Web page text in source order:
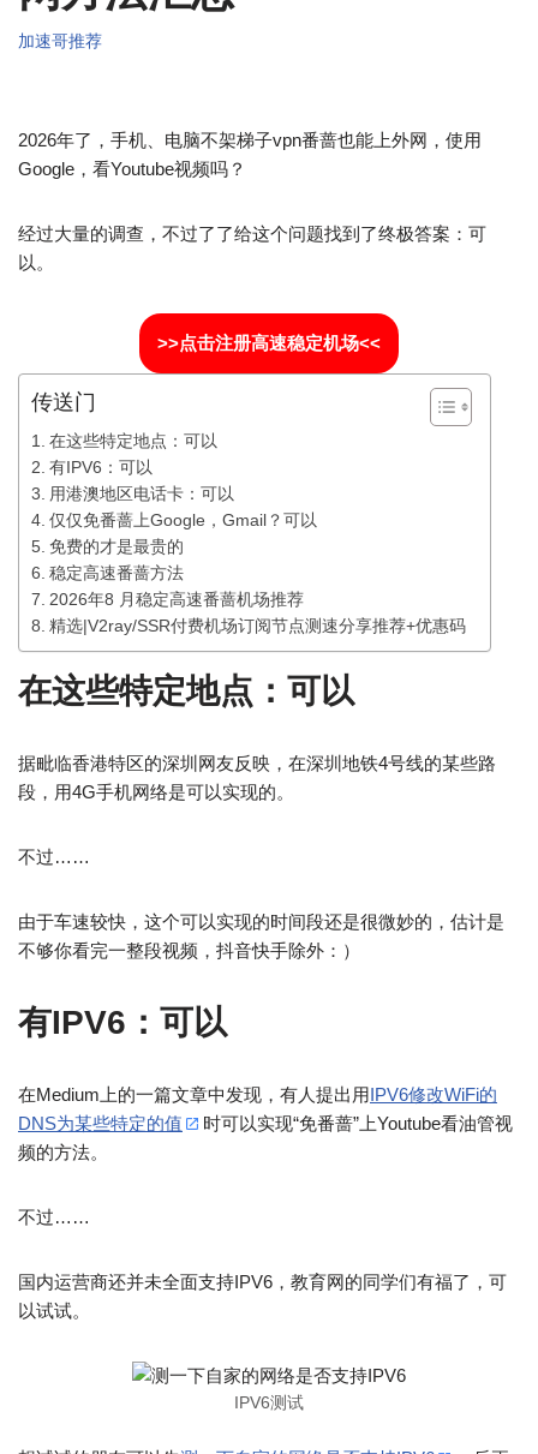
加速哥推荐
2026年了，手机、电脑不架梯子vpn番蔷也能上外网，使用
Google，看Youtube视频吗？
经过大量的调查，不过了了给这个问题找到了终极答案：可
以。
>>点击注册高速稳定机场<<
传送门
在这些特定地点：可以
有IPV6：可以
用港澳地区电话卡：可以
仅仅免番蔷上Google，Gmail？可以
免费的才是最贵的
稳定高速番蔷方法
2026年8 月稳定高速番蔷机场推荐
精选|V2ray/SSR付费机场订阅节点测速分享推荐+优惠码
在这些特定地点：可以
据毗临香港特区的深圳网友反映，在深圳地铁4号线的某些路
段，用4G手机网络是可以实现的。
不过……
由于车速较快，这个可以实现的时间段还是很微妙的，估计是
不够你看完一整段视频，抖音快手除外：）
有IPV6：可以
在Medium上的一篇文章中发现，有人提出用IPV6修改WiFi的
DNS为某些特定的值
时可以实现“免番蔷”上Youtube看油管视
频的方法。
不过……
国内运营商还并未全面支持IPV6，教育网的同学们有福了，可
以试试。
IPV6测试